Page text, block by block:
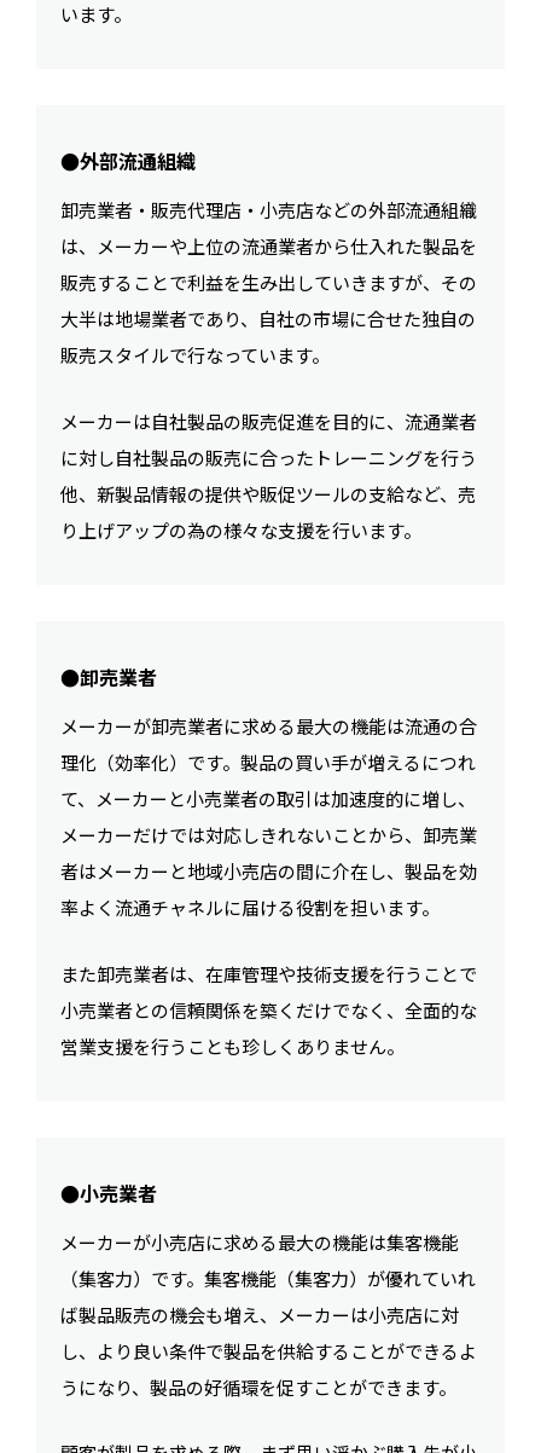
います。
●外部流通組織
卸売業者・販売代理店・小売店などの外部流通組織
は、メーカーや上位の流通業者から仕入れた製品を
販売することで利益を生み出していきますが、その
大半は地場業者であり、自社の市場に合せた独自の
販売スタイルで行なっています。
メーカーは自社製品の販売促進を目的に、流通業者
に対し自社製品の販売に合ったトレーニングを行う
他、新製品情報の提供や販促ツールの支給など、売
り上げアップの為の様々な支援を行います。
●卸売業者
メーカーが卸売業者に求める最大の機能は流通の合
理化（効率化）です。製品の買い手が増えるにつれ
て、メーカーと小売業者の取引は加速度的に増し、
メーカーだけでは対応しきれないことから、卸売業
者はメーカーと地域小売店の間に介在し、製品を効
率よく流通チャネルに届ける役割を担います。
また卸売業者は、在庫管理や技術支援を行うことで
小売業者との信頼関係を築くだけでなく、全面的な
営業支援を行うことも珍しくありません。
●小売業者
メーカーが小売店に求める最大の機能は集客機能
（集客力）です。集客機能（集客力）が優れていれ
ば製品販売の機会も増え、メーカーは小売店に対
し、より良い条件で製品を供給することができるよ
うになり、製品の好循環を促すことができます。